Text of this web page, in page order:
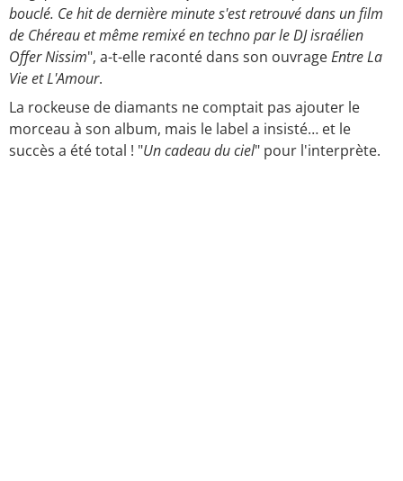
bouclé. Ce hit de dernière minute s'est retrouvé dans un film
de Chéreau et même remixé en techno par le DJ israélien
Offer Nissim", a-t-elle raconté dans son ouvrageEntre La
Vie et L'Amour.
La rockeuse de diamants ne comptait pas ajouter le
morceau à son album, mais le label a insisté… et le
succès a été total ! "Un cadeau du ciel" pour l'interprète.